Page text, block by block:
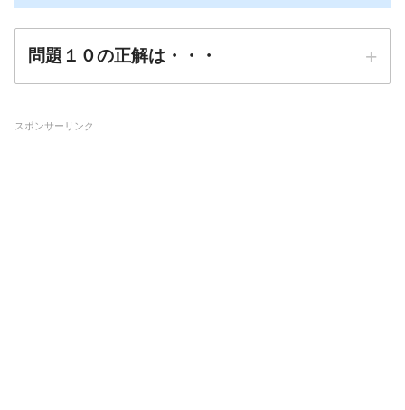
問題１０の正解は・・・
スポンサーリンク